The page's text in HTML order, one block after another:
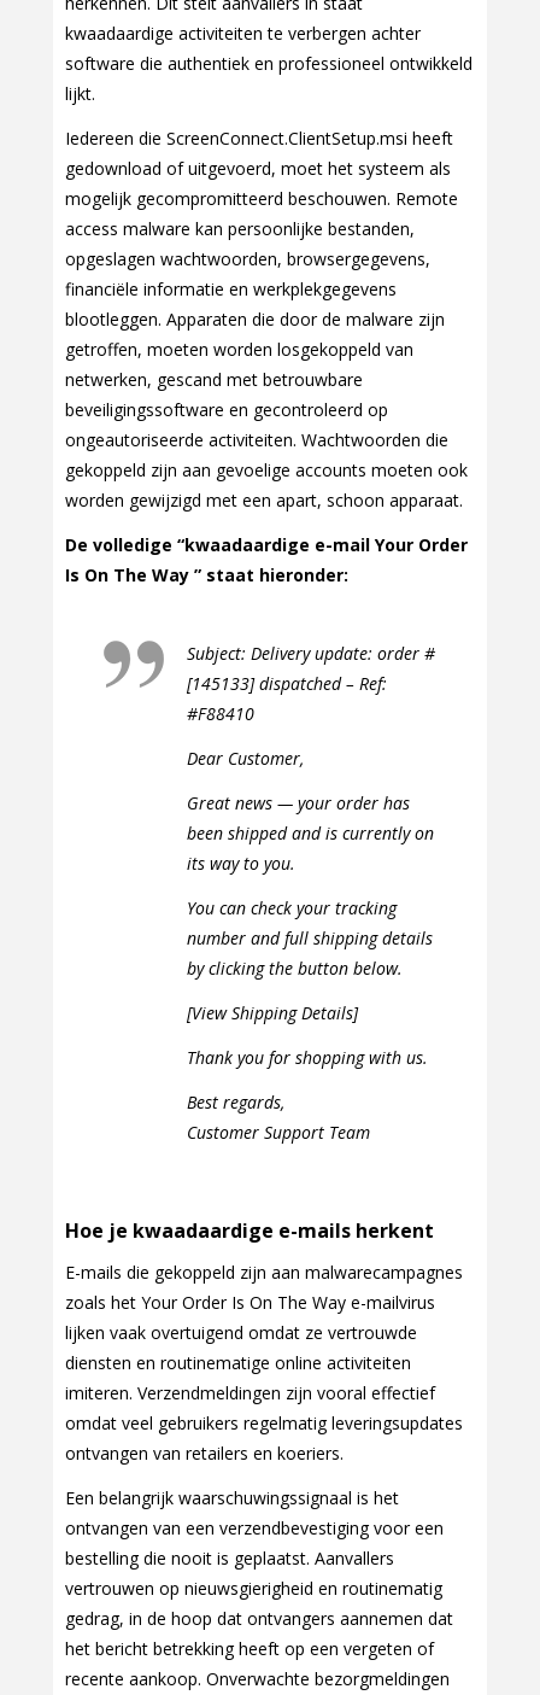
kwaadaardige activiteiten te verbergen achter
software die authentiek en professioneel ontwikkeld
lijkt.
Iedereen die ScreenConnect.ClientSetup.msi heeft
gedownload of uitgevoerd, moet het systeem als
mogelijk gecompromitteerd beschouwen. Remote
access malware kan persoonlijke bestanden,
opgeslagen wachtwoorden, browsergegevens,
financiële informatie en werkplekgegevens
blootleggen. Apparaten die door de malware zijn
getroffen, moeten worden losgekoppeld van
netwerken, gescand met betrouwbare
beveiligingssoftware en gecontroleerd op
ongeautoriseerde activiteiten. Wachtwoorden die
gekoppeld zijn aan gevoelige accounts moeten ook
worden gewijzigd met een apart, schoon apparaat.
De volledige “kwaadaardige e-mail Your Order
Is On The Way ” staat hieronder:
Subject: Delivery update: order #
[145133] dispatched – Ref:
#F88410
Dear Customer,
Great news — your order has
been shipped and is currently on
its way to you.
You can check your tracking
number and full shipping details
by clicking the button below.
[View Shipping Details]
Thank you for shopping with us.
Best regards,
Customer Support Team
Hoe je kwaadaardige e-mails herkent
E-mails die gekoppeld zijn aan malwarecampagnes
zoals het Your Order Is On The Way e-mailvirus
lijken vaak overtuigend omdat ze vertrouwde
diensten en routinematige online activiteiten
imiteren. Verzendmeldingen zijn vooral effectief
omdat veel gebruikers regelmatig leveringsupdates
ontvangen van retailers en koeriers.
Een belangrijk waarschuwingssignaal is het
ontvangen van een verzendbevestiging voor een
bestelling die nooit is geplaatst. Aanvallers
vertrouwen op nieuwsgierigheid en routinematig
gedrag, in de hoop dat ontvangers aannemen dat
het bericht betrekking heeft op een vergeten of
recente aankoop. Onverwachte bezorgmeldingen